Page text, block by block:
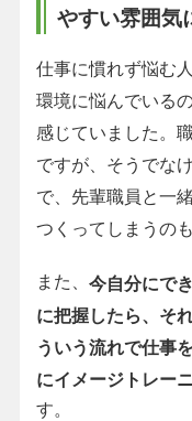
やすい雰囲気
仕事に慣れず悩む
環境に悩んでいる
感じていました。
ですが、そうでな
で、先輩職員と一
つくってしまうの
また、 今自分にで
に把握したら、そ
ういう流れで仕事
にイメージトレー
す。